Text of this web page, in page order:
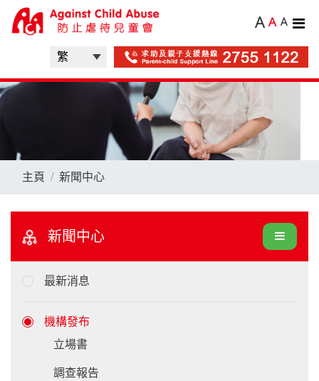
A A A
主頁 新聞中心
新聞中心
最新消息
機構發布
立場書
調查報告